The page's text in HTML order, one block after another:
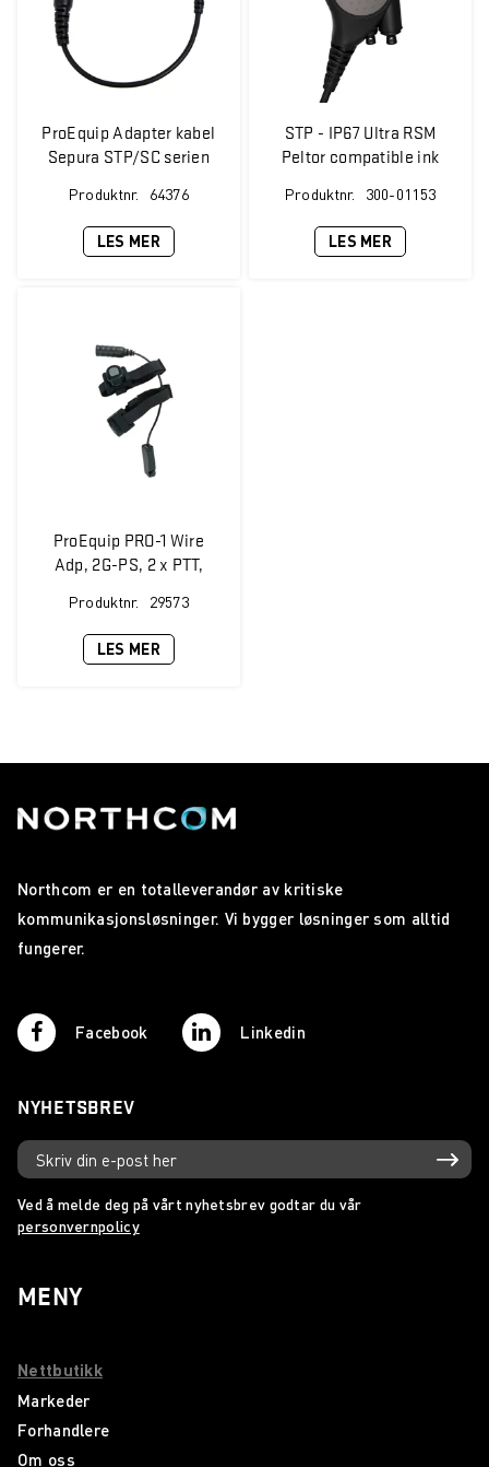
ProEquip Adapter kabel
Sepura STP/SC serien
Produktnr. 64376
LES MER
STP - IP67 Ultra RSM
Peltor compatible ink
Produktnr. 300-01153
LES MER
ProEquip PRO-1 Wire
Adp, 2G-PS, 2 x PTT,
STP/SC2
Produktnr. 29573
LES MER
Northcom er en totalleverandør av kritiske
kommunikasjonsløsninger. Vi bygger løsninger som alltid
fungerer.
Facebook Linkedin
NYHETSBREV
Ved å melde deg på vårt nyhetsbrev godtar du vår
personvernpolicy
MENY
Nettbutikk
Markeder
Forhandlere
Om oss